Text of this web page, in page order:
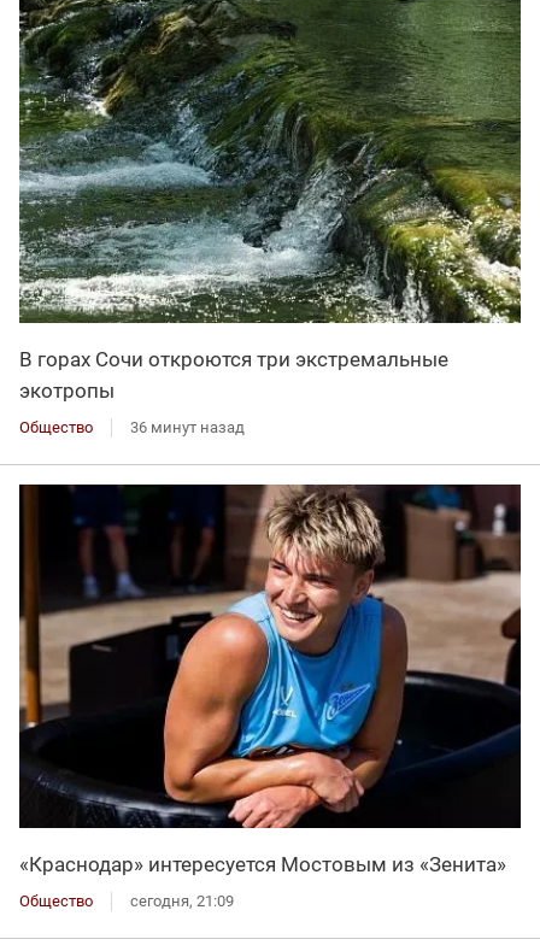
В горах Сочи откроются три экстремальные
экотропы
Общество 36 минут назад
«Краснодар» интересуется Мостовым из «Зенита»
Общество сегодня, 21:09